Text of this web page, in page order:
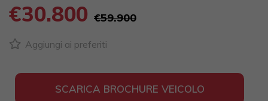
€30.800 €59.900
Aggiungi ai preferiti
SCARICA BROCHURE VEICOLO